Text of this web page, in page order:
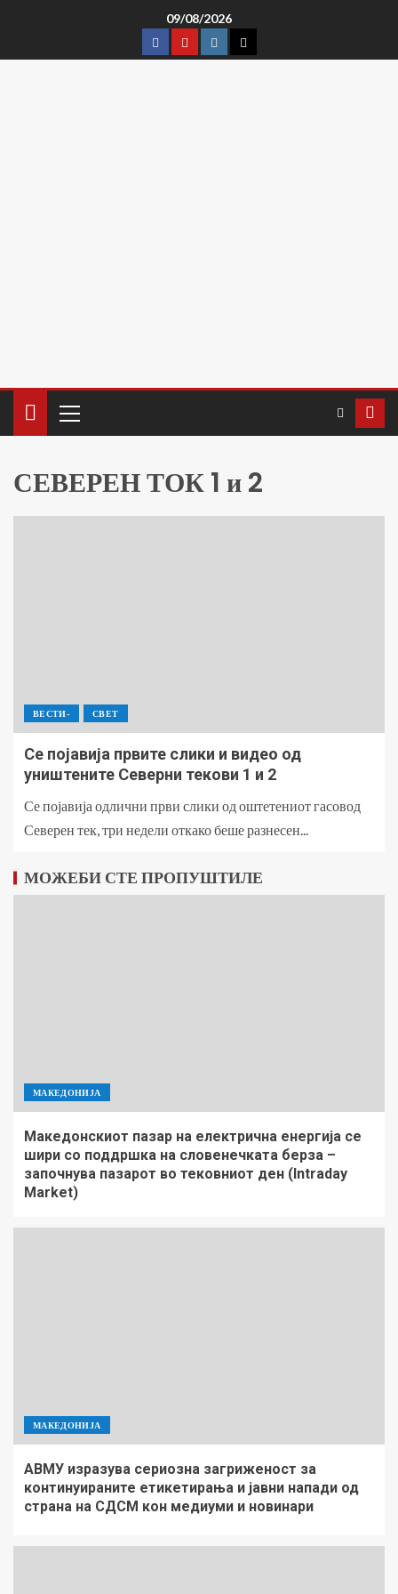
09/08/2026
СЕВЕРЕН ТОК 1 и 2
ВЕСТИ- СВЕТ
Се појавија првите слики и видео од
уништените Северни текови 1 и 2
Се појавија одлични први слики од оштетениот гасовод
Северен тек, три недели откако беше разнесен...
МОЖЕБИ СТЕ ПРОПУШТИЛЕ
МАКЕДОНИЈА
Македонскиот пазар на електрична енергија се
шири со поддршка на словенечката берза –
започнува пазарот во тековниот ден (Intraday
Market)
МАКЕДОНИЈА
АВМУ изразува сериозна загриженост за
континуираните етикетирања и јавни напади од
страна на СДСМ кон медиуми и новинари